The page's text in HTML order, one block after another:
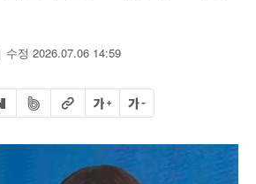
수정 2026.07.06 14:59
하기
하기
이버 공유하기
밴드 공유하기
URL복사글자 크게글자 작게